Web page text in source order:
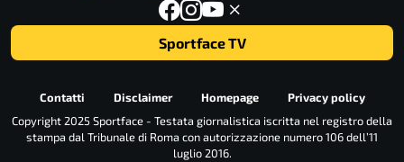
Sportface TV
Contatti Disclaimer Homepage
Privacy policy
Copyright 2025 Sportface - Testata giornalistica iscritta nel registro della
stampa dal Tribunale di Roma con autorizzazione numero 106 dell’11
luglio 2016.